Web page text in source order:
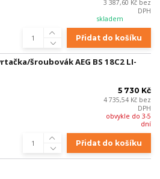
3 387,60 Kč bez
DPH
skladem
Přidat do košíku
šroubovák AEG BS 18C2 LI-
5 730 Kč
4 735,54 Kč bez
DPH
obvykle do 3-5
dní
Přidat do košíku